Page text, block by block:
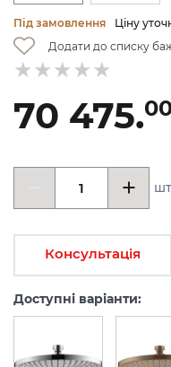
Під замовлення
Ціну
Додати до списку
70 475.
шт
Консультація
Доступні варіанти: